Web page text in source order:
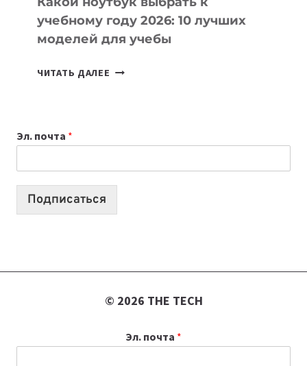
учебному году 2026: 10 лучших
моделей для учебы
ЧИТАТЬ ДАЛЕЕ КАКОЙ
2026:
10
Эл. почта *
Подписаться
© 2026 THE TECH
Эл. почта *